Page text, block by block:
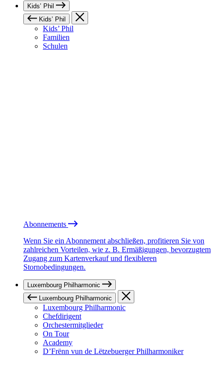
Kids’ Phil
Kids’ Phil
Kids’ Phil
Familien
Schulen
Abonnements
Wenn Sie ein Abonnement abschließen, profitieren Sie von
zahlreichen Vorteilen, wie z. B. Ermäßigungen, bevorzugtem
Zugang zum Kartenverkauf und flexibleren
Stornobedingungen.
Luxembourg Philharmonic
Luxembourg Philharmonic
Luxembourg Philharmonic
Chefdirigent
Orchestermitglieder
On Tour
Academy
D’Frënn vun de Lëtzebuerger Philharmoniker